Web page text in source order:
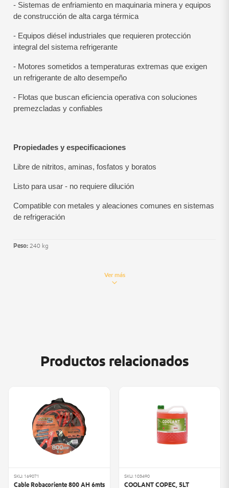
- Sistemas de enfriamiento en maquinaria minera y equipos
de construcción de alta carga térmica
- Equipos diésel industriales que requieren protección
integral del sistema refrigerante
- Motores sometidos a temperaturas extremas que exigen
un refrigerante de alto desempeño
- Flotas que buscan eficiencia operativa con soluciones
premezcladas y confiables
Propiedades y especificaciones
Libre de nitritos, aminas, fosfatos y boratos
Listo para usar - no requiere dilución
Compatible con metales y aleaciones comunes en sistemas
de refrigeración
Peso: 240 kg
Ver más
Contenido
Productos relacionados
SKU: 169071
Cable Robacoriente 800 AH 6mts
SKU: 103490
COOLANT COPEC, 5LT